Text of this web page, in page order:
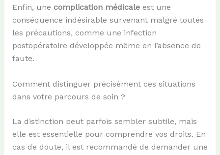
Enfin, une complication médicaleest une
conséquence indésirable survenant malgré toutes
les précautions, comme une infection
postopératoire développée même en l’absence de
faute.
Comment distinguer précisément ces situations
dans votre parcours de soin ?
La distinction peut parfois sembler subtile, mais
elle est essentielle pour comprendre vos droits. En
cas de doute, il est recommandé de demander une